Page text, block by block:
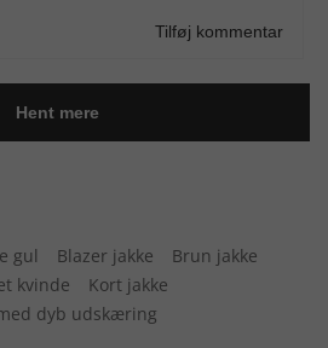
gul Blazer jakke
Brun jakke
kvinde
Kort jakke
dyb udskæring